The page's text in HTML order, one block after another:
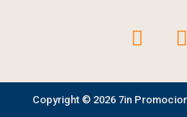
Copyright © 2026 7in